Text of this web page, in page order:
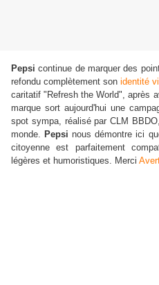
Pepsi continue de marquer des
refondu complètement son identité
caritatif "Refresh the World", après
marque sort aujourd'hui une
spot sympa, réalisé par CLM
monde. Pepsi nous démontre ici
citoyenne est parfaitement
légères et humoristiques. Merci